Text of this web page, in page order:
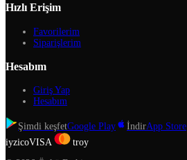
Hızlı Erişim
Favorilerim
Siparişlerim
Hesabım
Giriş Yap
Hesabım
Şimdi keşfetGoogle Play İndirApp Store
iyzicoVISA
troy